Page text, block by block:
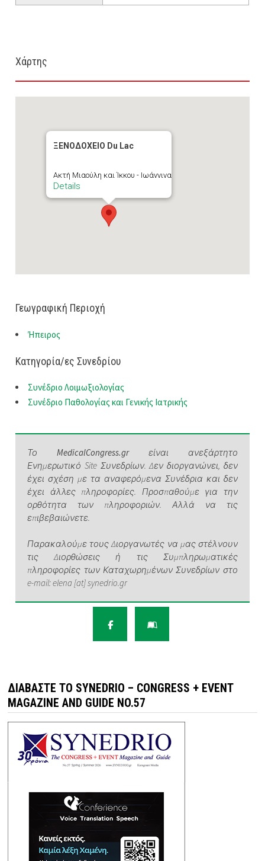
Χάρτης
ΞΕΝΟΔΟΧΕΙΟ Du Lac
Ακτή Μιαούλη και Ίκκου - Ιωάννινα
Details
Γεωγραφική Περιοχή
Ήπειρος
Κατηγορία/ες Συνεδρίου
Συνέδριο Λοιμωξιολογίας
Συνέδριο Παθολογίας και Γενικής Ιατρικής
ΤοMedicalCongress.grείναι ανεξάρτητο
Ενημερωτικό Site Συνεδρίων. Δεν διοργανώνει, δεν
έχει σχέση με τα αναφερόμενα Συνέδρια και δεν
έχει άλλες πληροφορίες. Προσπαθούμε για την
ορθότητα των πληροφοριών. Αλλά να τις
επιβεβαιώνετε.
Παρακαλούμε τους Διοργανωτές να μας στέλνουν
τις Διορθώσεις ή τις Συμπληρωματικές
πληροφορίες των Καταχωρημένων Συνεδρίων στο
e-mail: elena [at] synedrio.gr
ΔΙΑΒΆΣΤΕ ΤΟ SYNEDRIO – CONGRESS + EVENT
MAGAZINE AND GUIDE NO.57